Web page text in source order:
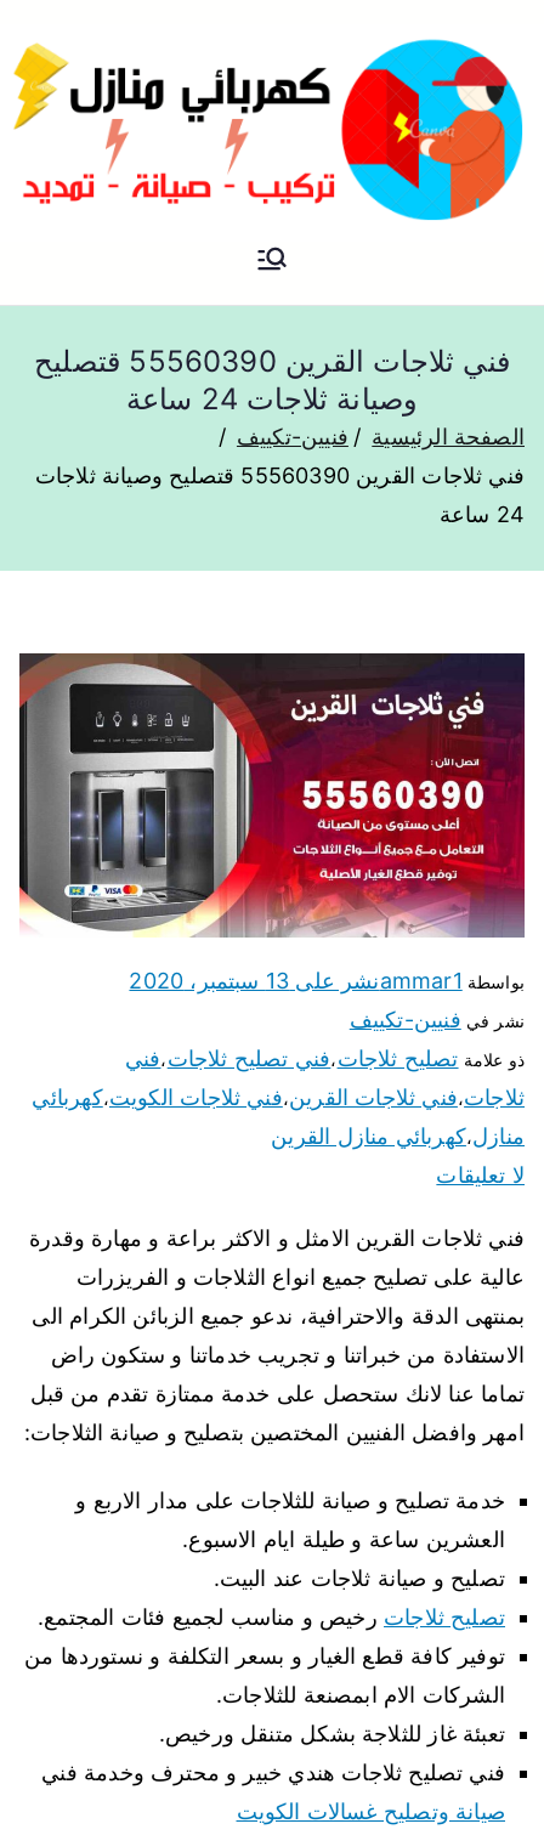
فني كهربائي منازل الكويت
فني ثلاجات القرين 55560390 قتصليح
وصيانة ثلاجات 24 ساعة
الصفحة الرئيسية
فنيين-تكييف
فني ثلاجات القرين 55560390 قتصليح وصيانة ثلاجات
24 ساعة
بواسطة ammar1نشر على 13 سبتمبر، 2020
نشر في فنيين-تكييف
ذو علامة تصليح ثلاجات،فني تصليح ثلاجات،فني
ثلاجات،فني ثلاجات القرين،فني ثلاجات الكويت،كهربائي
منازل،كهربائي منازل القرين
لا تعليقات
فني ثلاجات القرين الامثل و الاكثر براعة و مهارة وقدرة
عالية على تصليح جميع انواع الثلاجات و الفريزرات
بمنتهى الدقة والاحترافية، ندعو جميع الزبائن الكرام الى
الاستفادة من خبراتنا و تجريب خدماتنا و ستكون راض
تماما عنا لانك ستحصل على خدمة ممتازة تقدم من قبل
امهر وافضل الفنيين المختصين بتصليح و صيانة الثلاجات:
خدمة تصليح و صيانة للثلاجات على مدار الاربع و
العشرين ساعة و طيلة ايام الاسبوع.
تصليح و صيانة ثلاجات عند البيت.
تصليح ثلاجات رخيص و مناسب لجميع فئات المجتمع.
توفير كافة قطع الغيار و بسعر التكلفة و نستوردها من
الشركات الام ابمصنعة للثلاجات.
تعبئة غاز للثلاجة بشكل متنقل ورخيص.
فني تصليح ثلاجات هندي خبير و محترف وخدمة فني
صيانة وتصليح غسالات الكويت